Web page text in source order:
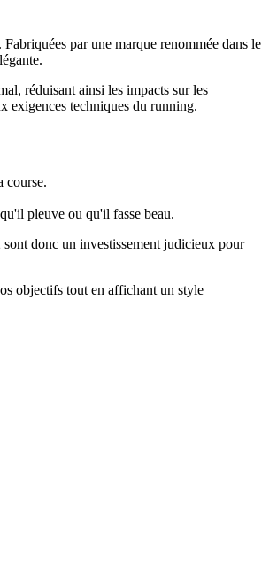
par une marque renommée dans le
réduisant ainsi les impacts sur les
exigences techniques du running.
course.
pleuve ou qu'il fasse beau.
sont donc un investissement judicieux pour
objectifs tout en affichant un style